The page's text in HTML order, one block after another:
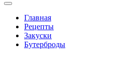
Главная
Рецепты
Закуски
Бутерброды